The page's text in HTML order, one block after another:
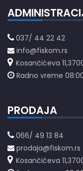
037/ 44 22 42
info@fiskom.rs
Kosančićeva
Radno vreme
PRODAJA
066/ 49 13 84
prodaja@fiskom.rs
Kosančićeva